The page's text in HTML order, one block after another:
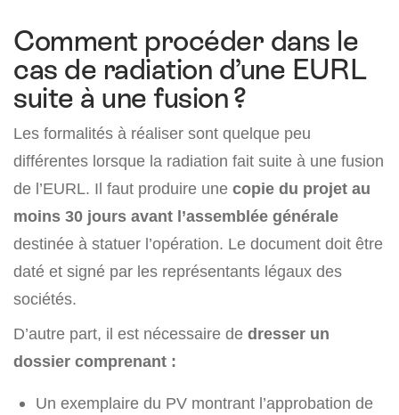
Comment procéder dans le
cas de radiation d’une EURL
suite à une fusion ?
Les formalités à réaliser sont quelque peu
différentes lorsque la radiation fait suite à une fusion
de l’EURL. Il faut produire une copie du projet au
moins 30 jours avant l’assemblée générale
destinée à statuer l’opération. Le document doit être
daté et signé par les représentants légaux des
sociétés.
D’autre part, il est nécessaire de dresser un
dossier comprenant :
Un exemplaire du PV montrant l’approbation de